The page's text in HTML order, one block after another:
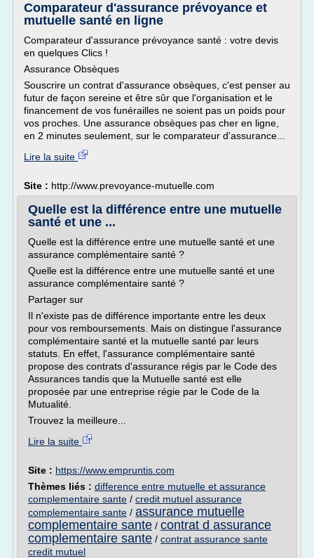
Comparateur d'assurance prévoyance et
mutuelle santé en ligne
Comparateur d'assurance prévoyance santé : votre devis
en quelques Clics !
Assurance Obsèques
Souscrire un contrat d'assurance obsèques, c'est penser au
futur de façon sereine et être sûr que l'organisation et le
financement de vos funérailles ne soient pas un poids pour
vos proches. Une assurance obsèques pas cher en ligne,
en 2 minutes seulement, sur le comparateur d'assurance...
Lire la suite
Site : http://www.prevoyance-mutuelle.com
Quelle est la différence entre une mutuelle
santé et une ...
Quelle est la différence entre une mutuelle santé et une
assurance complémentaire santé ?
Quelle est la différence entre une mutuelle santé et une
assurance complémentaire santé ?
Partager sur
Il n'existe pas de différence importante entre les deux
pour vos remboursements. Mais on distingue l'assurance
complémentaire santé et la mutuelle santé par leurs
statuts. En effet, l'assurance complémentaire santé
propose des contrats d'assurance régis par le Code des
Assurances tandis que la Mutuelle santé est elle
proposée par une entreprise régie par le Code de la
Mutualité.
Trouvez la meilleure...
Lire la suite
Site : https://www.empruntis.com
Thèmes liés : difference entre mutuelle et assurance
complementaire sante / credit mutuel assurance
complementaire sante / assurance mutuelle
complementaire sante / contrat d assurance
complementaire sante / contrat assurance sante
credit mutuel